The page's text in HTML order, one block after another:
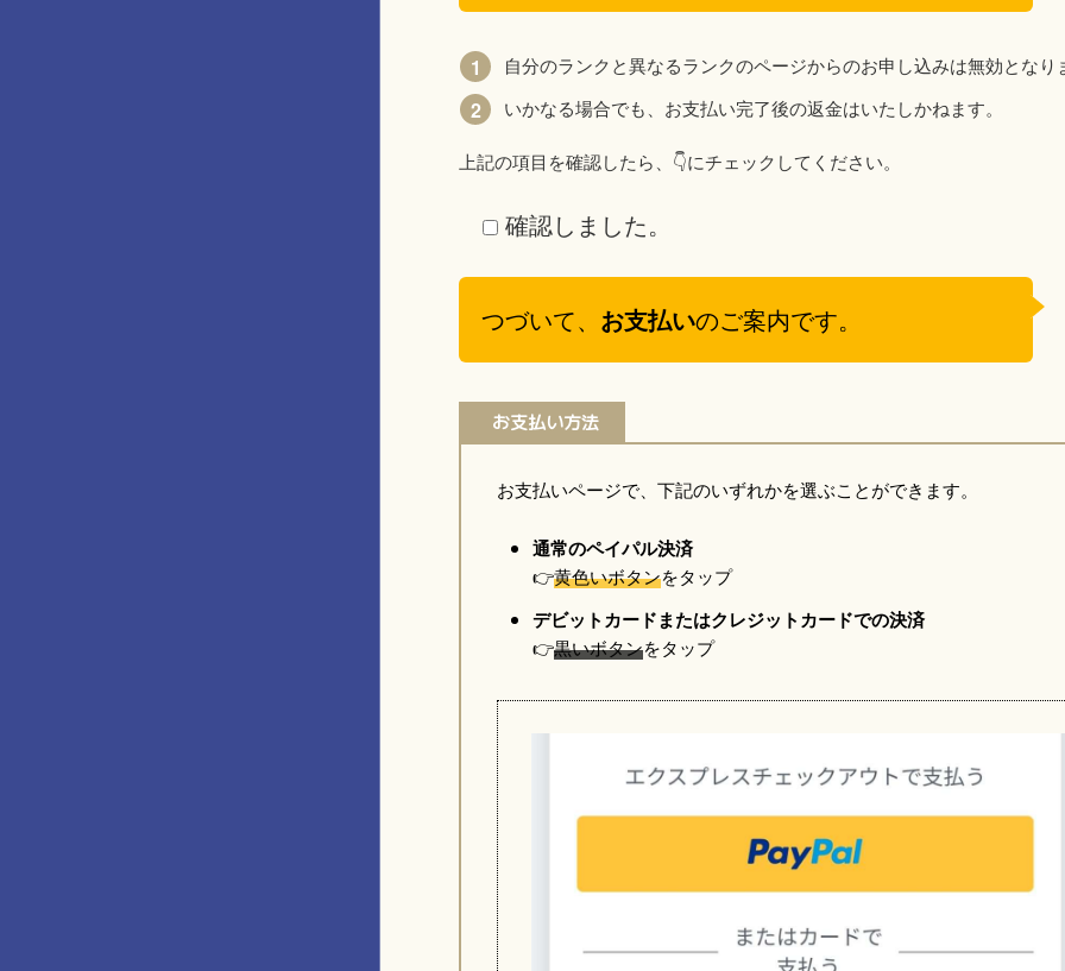
自分のランクと異なるランクのページからのお申し込みは無効となり
いかなる場合でも、お支払い完了後の返金はいたしかねます。
上記の項目を確認したら、👇️にチェックしてください。
確認しました。
つづいて、 お支払いのご案内です。
お支払い方法
お支払いページで、下記のいずれかを選ぶことができます。
通常のペイパル決済
👉️黄色いボタンをタップ
デビットカードまたはクレジットカードでの決済
👉️黒いボタンをタップ